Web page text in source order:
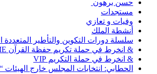
حسن برهون
مستجدات
وفيات و تعازي
أنشطة الملك
سلسلة دورات التكوين والتأطير
& انخرط في حملة تكريم حفظة القرآن ISLAME
& انخرط في حملة التكريم VIP
الحطابي: انتخابات المجلس خارج